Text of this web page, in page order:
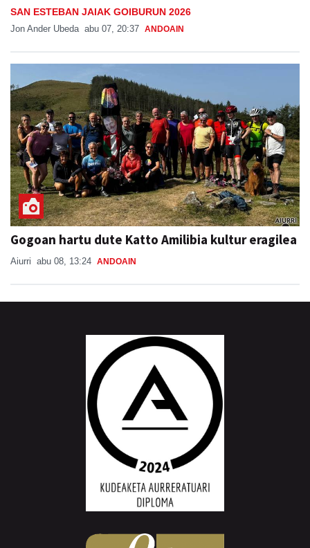
SAN ESTEBAN JAIAK GOIBURUN 2026
Jon Ander Ubeda abu 07, 20:37 ANDOAIN
Gogoan hartu dute Katto Amilibia kultur eragilea
Aiurri abu 08, 13:24 ANDOAIN